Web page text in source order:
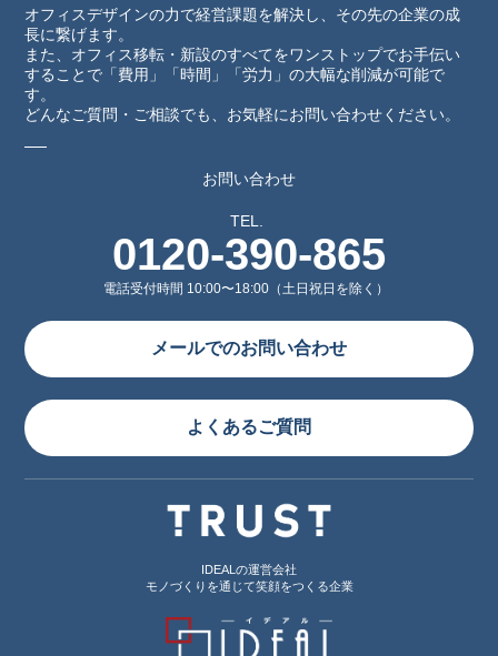
オフィスデザインの力で経営課題を解決し、その先の企業の成
長に繋げます。
また、オフィス移転・新設のすべてをワンストップでお手伝い
することで「費用」「時間」「労力」の大幅な削減が可能で
す。
どんなご質問・ご相談でも、お気軽にお問い合わせください。
お問い合わせ
TEL.
0120-390-865
電話受付時間 10:00〜18:00（土日祝日を除く）
メールでのお問い合わせ
よくあるご質問
IDEALの運営会社
モノづくりを通じて笑顔をつくる企業